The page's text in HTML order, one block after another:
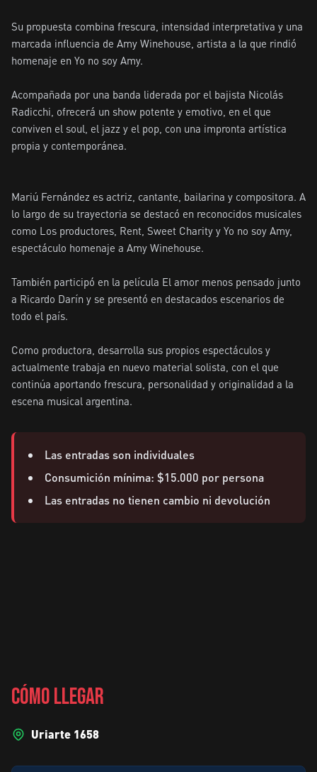
Su propuesta combina frescura, intensidad interpretativa y una
marcada influencia de Amy Winehouse, artista a la que rindió
homenaje en Yo no soy Amy.
Acompañada por una banda liderada por el bajista Nicolás
Radicchi, ofrecerá un show potente y emotivo, en el que
conviven el soul, el jazz y el pop, con una impronta artística
propia y contemporánea.
Mariú Fernández es actriz, cantante, bailarina y compositora. A
lo largo de su trayectoria se destacó en reconocidos musicales
como Los productores, Rent, Sweet Charity y Yo no soy Amy,
espectáculo homenaje a Amy Winehouse.
También participó en la película El amor menos pensado junto
a Ricardo Darín y se presentó en destacados escenarios de
todo el país.
Como productora, desarrolla sus propios espectáculos y
actualmente trabaja en nuevo material solista, con el que
continúa aportando frescura, personalidad y originalidad a la
escena musical argentina.
Las entradas son individuales
Consumición mínima: $15.000 por persona
Las entradas no tienen cambio ni devolución
CÓMO LLEGAR
Uriarte 1658